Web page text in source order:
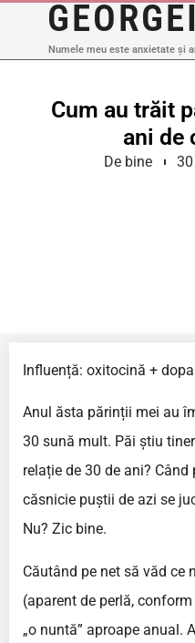
Numele meu este anxietate și
Cum au trăit
ani de
De bine
Influență: oxitocină +
Anul ăsta părinții mei au
30 sună mult. Păi știu
relație de 30 de ani?
căsnicie puștii de azi se
Nu? Zic bine.
Căutând pe net să văd ce
(aparent de perlă, conform
„o nuntă” aproape anual.